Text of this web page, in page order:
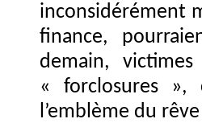
inconsidérément
finance,
demain,
« forclosures »,
l’emblème du